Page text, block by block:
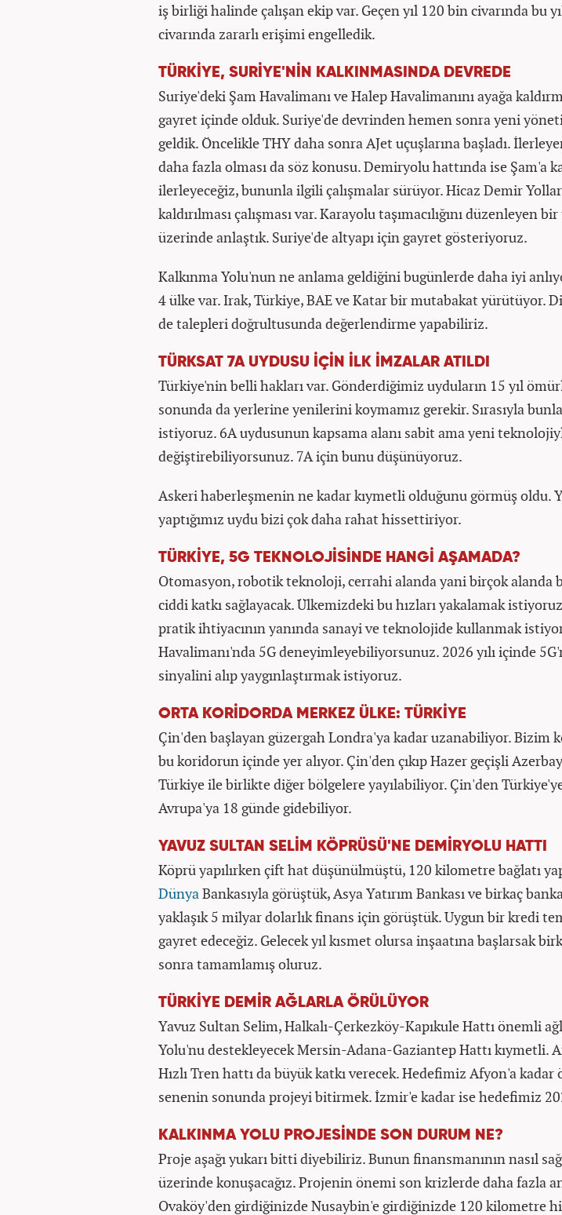
iş birliği halinde çalışan ekip var. Geçen yıl 120 bin civarında bu
civarında zararlı erişimi engelledik.
TÜRKİYE, SURİYE'NİN KALKINMASINDA DEVREDE
Suriye'deki Şam Havalimanı ve Halep Havalimanını ayağa
gayret içinde olduk. Suriye'de devrinden hemen sonra yeni
geldik. Öncelikle THY daha sonra AJet uçuşlarına başladı.
daha fazla olması da söz konusu. Demiryolu hattında ise Şam'a
ilerleyeceğiz, bununla ilgili çalışmalar sürüyor. Hicaz Demir
kaldırılması çalışması var. Karayolu taşımacılığını düzenleyen
üzerinde anlaştık. Suriye'de altyapı için gayret gösteriyoruz.
Kalkınma Yolu'nun ne anlama geldiğini bugünlerde daha iyi
4 ülke var. Irak, Türkiye, BAE ve Katar bir mutabakat yürütüyor.
de talepleri doğrultusunda değerlendirme yapabiliriz.
TÜRKSAT 7A UYDUSU İÇİN İLK İMZALAR ATILDI
Türkiye'nin belli hakları var. Gönderdiğimiz uyduların 15 yıl
sonunda da yerlerine yenilerini koymamız gerekir. Sırasıyla
istiyoruz. 6A uydusunun kapsama alanı sabit ama yeni
değiştirebiliyorsunuz. 7A için bunu düşünüyoruz.
Askeri haberleşmenin ne kadar kıymetli olduğunu görmüş oldu.
yaptığımız uydu bizi çok daha rahat hissettiriyor.
TÜRKİYE, 5G TEKNOLOJİSİNDE HANGİ AŞAMADA?
Otomasyon, robotik teknoloji, cerrahi alanda yani birçok alanda
ciddi katkı sağlayacak. Ülkemizdeki bu hızları yakalamak
pratik ihtiyacının yanında sanayi ve teknolojide kullanmak
Havalimanı'nda 5G deneyimleyebiliyorsunuz. 2026 yılı içinde
sinyalini alıp yaygınlaştırmak istiyoruz.
ORTA KORİDORDA MERKEZ ÜLKE: TÜRKİYE
Çin'den başlayan güzergah Londra'ya kadar uzanabiliyor. Bizim
bu koridorun içinde yer alıyor. Çin'den çıkıp Hazer geçişli
Türkiye ile birlikte diğer bölgelere yayılabiliyor. Çin'den
Avrupa'ya 18 günde gidebiliyor.
YAVUZ SULTAN SELİM KÖPRÜSÜ'NE DEMİRYOLU HATTI
Köprü yapılırken çift hat düşünülmüştü, 120 kilometre bağlatı
DünyaBankasıyla görüştük, Asya Yatırım Bankası ve birkaç
yaklaşık 5 milyar dolarlık finans için görüştük. Uygun bir kredi
gayret edeceğiz. Gelecek yıl kısmet olursa inşaatına başlarsak
sonra tamamlamış oluruz.
TÜRKİYE DEMİR AĞLARLA ÖRÜLÜYOR
Yavuz Sultan Selim, Halkalı-Çerkezköy-Kapıkule Hattı önemli
Yolu'nu destekleyecek Mersin-Adana-Gaziantep Hattı kıymetli.
Hızlı Tren hattı da büyük katkı verecek. Hedefimiz Afyon'a
senenin sonunda projeyi bitirmek. İzmir'e kadar ise hedefimiz
KALKINMA YOLU PROJESİNDE SON DURUM NE?
Proje aşağı yukarı bitti diyebiliriz. Bunun finansmanının nasıl
üzerinde konuşacağız. Projenin önemi son krizlerde daha fazla
Ovaköy'den girdiğinizde Nusaybin'e girdiğinizde 120 kilometre